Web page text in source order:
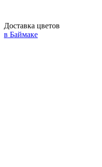
Доставка цветов
в Баймаке